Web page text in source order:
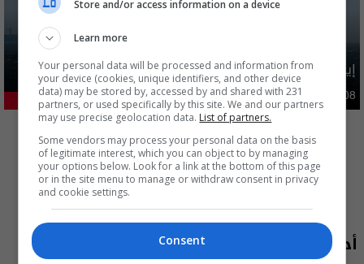
إيران تطرح 6 شروط مقابل فتح هرمز بينها تتعلق بالعراق
دوليات 22.95% 09:47 | 2026-08-08
المزيد
أحدث الحلقات
Store and/or access information on a device
Learn more
Your personal data will be processed and information from
your device (cookies, unique identifiers, and other device
data) may be stored by, accessed by and shared with 231
partners, or used specifically by this site. We and our partners
may use precise geolocation data. List of partners.
Some vendors may process your personal data on the basis
of legitimate interest, which you can object to by managing
your options below. Look for a link at the bottom of this page
or in the site menu to manage or withdraw consent in privacy
and cookie settings.
Consent